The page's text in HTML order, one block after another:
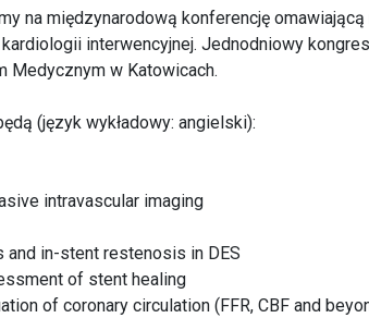
na międzynarodową konferencję
interwencyjnej. Jednodniowy
Medycznym w Katowicach.
(język wykładowy: angielski):
intravascular imaging
and in-stent restenosis in DES
of stent healing
of coronary circulation (FFR, CBF and